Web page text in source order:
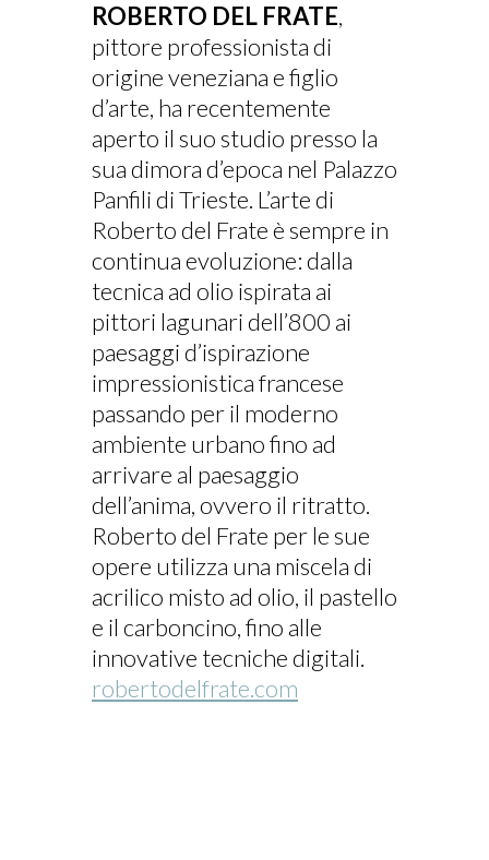
ROBERTO DEL FRATE,
pittore professionista di
origine veneziana e figlio
d’arte, ha recentemente
aperto il suo studio presso la
sua dimora d’epoca nel Palazzo
Panfili di Trieste. L’arte di
Roberto del Frate è sempre in
continua evoluzione: dalla
tecnica ad olio ispirata ai
pittori lagunari dell’800 ai
paesaggi d’ispirazione
impressionistica francese
passando per il moderno
ambiente urbano fino ad
arrivare al paesaggio
dell’anima, ovvero il ritratto.
Roberto del Frate per le sue
opere utilizza una miscela di
acrilico misto ad olio, il pastello
e il carboncino, fino alle
innovative tecniche digitali.
robertodelfrate.com